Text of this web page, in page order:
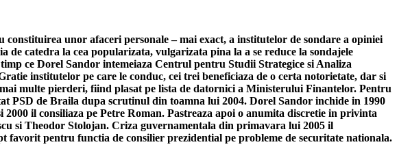
unor afaceri personale – mai exact, a institutelor de sondare a opiniei
de catedra la cea popularizata, vulgarizata pina la a se reduce la sondajele
ce Dorel Sandor intemeiaza Centrul pentru Studii Strategice si Analiza
institutelor pe care le conduc, cei trei beneficiaza de o certa notorietate, dar si
multe pierderi, fiind plasat pe lista de datornici a Ministerului Finantelor. Pentru
PSD de Braila dupa scrutinul din toamna lui 2004. Dorel Sandor inchide in 1990
il consiliaza pe Petre Roman. Pastreaza apoi o anumita discretie in privinta
si Theodor Stolojan. Criza guvernamentala din primavara lui 2005 il
favorit pentru functia de consilier prezidential pe probleme de securitate nationala.